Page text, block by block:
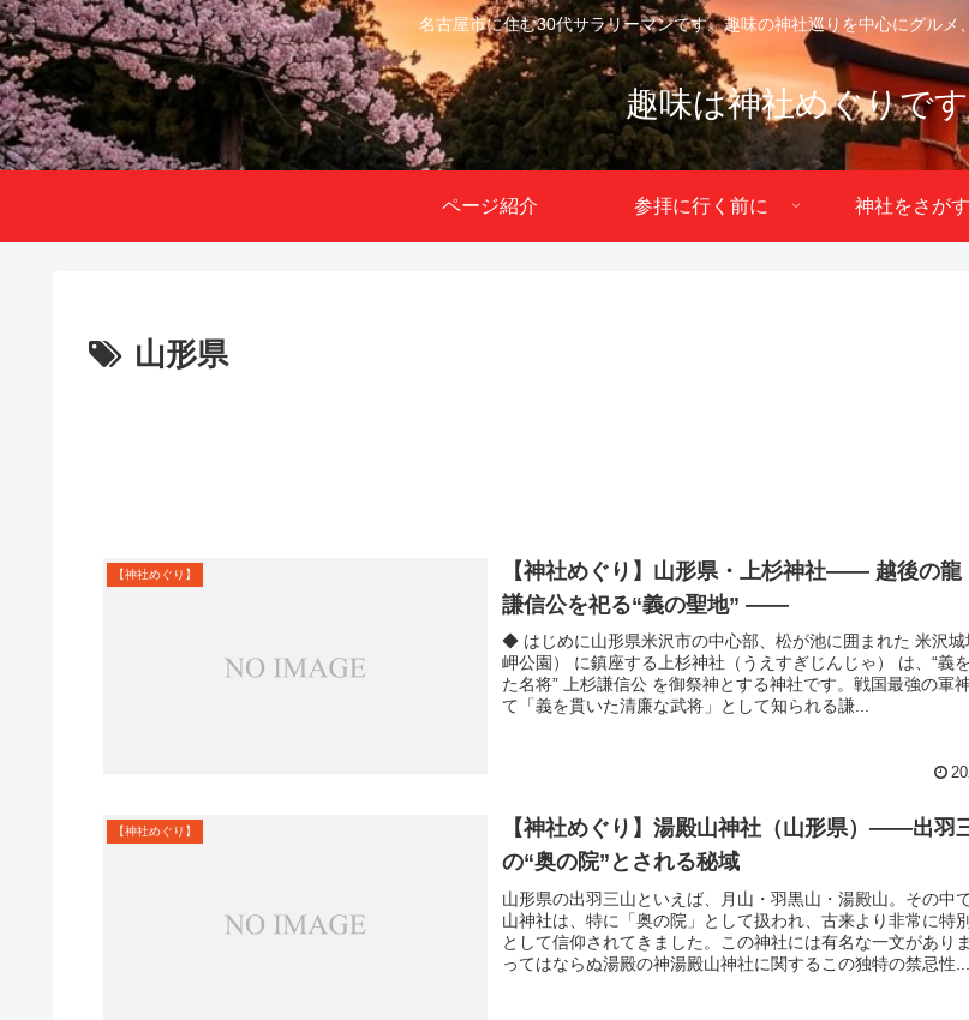
名古屋市に住む30代サラリーマンです。趣味の神社巡りを中心にグルメ
趣味は神社めぐりで
ページ紹介 参拝に行く前に 神社をさがす
山形県
【神社めぐり】
【神社めぐり】山形県・上杉神社―― 越後の龍
謙信公を祀る“義の聖地” ――
◆ はじめに山形県米沢市の中心部、松が池に囲まれた 米沢城
岬公園） に鎮座する上杉神社（うえすぎじんじゃ） は、“義
た名将” 上杉謙信公 を御祭神とする神社です。戦国最強の軍
て「義を貫いた清廉な武将」として知られる謙...
【神社めぐり】
【神社めぐり】湯殿山神社（山形県）――出羽
の“奥の院”とされる秘域
山形県の出羽三山といえば、月山・羽黒山・湯殿山。その中
山神社は、特に「奥の院」として扱われ、古来より非常に特
として信仰されてきました。この神社には有名な一文があり
ってはならぬ湯殿の神湯殿山神社に関するこの独特の禁忌性...